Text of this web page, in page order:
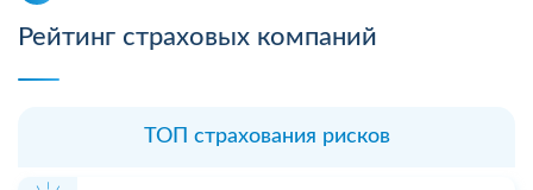
Рейтинг страховых компаний
ТОП страхования рисков